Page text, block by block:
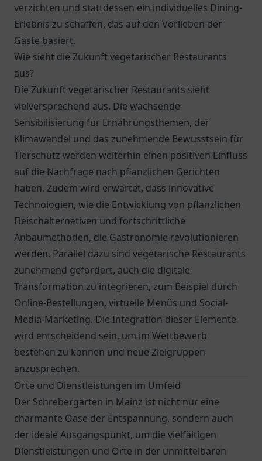
verzichten und stattdessen ein individuelles Dining-
Erlebnis zu schaffen, das auf den Vorlieben der
Gäste basiert.
Wie sieht die Zukunft vegetarischer Restaurants
aus?
Die Zukunft vegetarischer Restaurants sieht
vielversprechend aus. Die wachsende
Sensibilisierung für Ernährungsthemen, der
Klimawandel und das zunehmende Bewusstsein für
Tierschutz werden weiterhin einen positiven Einfluss
auf die Nachfrage nach pflanzlichen Gerichten
haben. Zudem wird erwartet, dass innovative
Technologien, wie die Entwicklung von pflanzlichen
Fleischalternativen und fortschrittliche
Anbaumethoden, die Gastronomie revolutionieren
werden. Parallel dazu sind vegetarische Restaurants
zunehmend gefordert, auch die digitale
Transformation zu integrieren, zum Beispiel durch
Online-Bestellungen, virtuelle Menüs und Social-
Media-Marketing. Die Integration dieser Elemente
wird entscheidend sein, um im Wettbewerb
bestehen zu können und neue Zielgruppen
anzusprechen.
Orte und Dienstleistungen im Umfeld
Der Schrebergarten in Mainz ist nicht nur eine
charmante Oase der Entspannung, sondern auch
der ideale Ausgangspunkt, um die vielfältigen
Dienstleistungen und Orte in der unmittelbaren